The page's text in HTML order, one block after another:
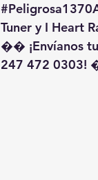
Tuner y I Heart
�� ¡Envíanos
247 472